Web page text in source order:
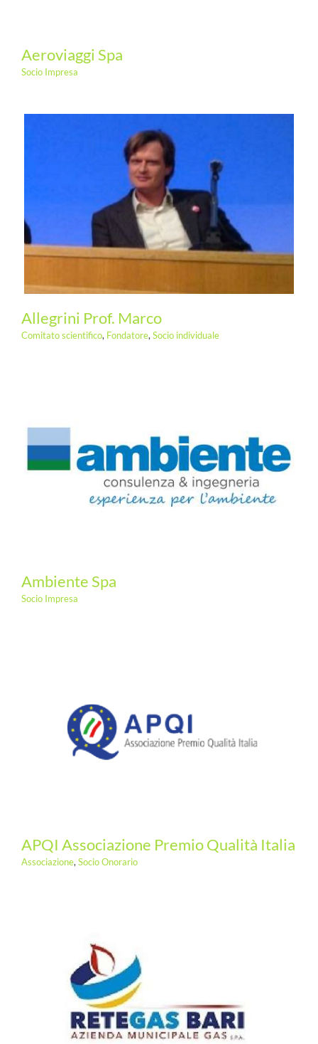
LOGIN
Aeroviaggi Spa
Socio Impresa
Allegrini Prof. Marco
Comitato scientifico, Fondatore, Socio individuale
Ambiente Spa
Socio Impresa
APQI Associazione Premio Qualità Italia
Associazione, Socio Onorario